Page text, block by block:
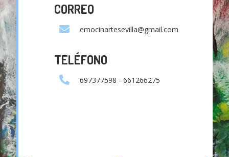
CORREO
emocinartesevilla@gmail.com
TELÉFONO
697377598 - 661266275